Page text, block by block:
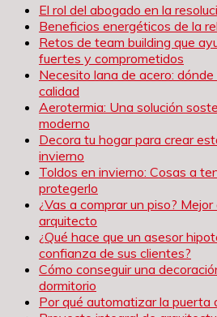
El rol del abogado en la
Beneficios energéticos de la
Retos de team building que
fuertes y comprometidos
Necesito lana de acero:
calidad
Aerotermia: Una solución
moderno
Decora tu hogar para crear
invierno
Toldos en invierno: Cosas a
protegerlo
¿Vas a comprar un piso?
arquitecto
¿Qué hace que un asesor
confianza de sus clientes?
Cómo conseguir una
dormitorio
Por qué automatizar la puerta